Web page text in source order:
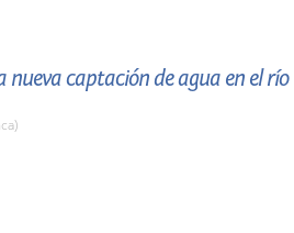
nueva captación de agua en el río